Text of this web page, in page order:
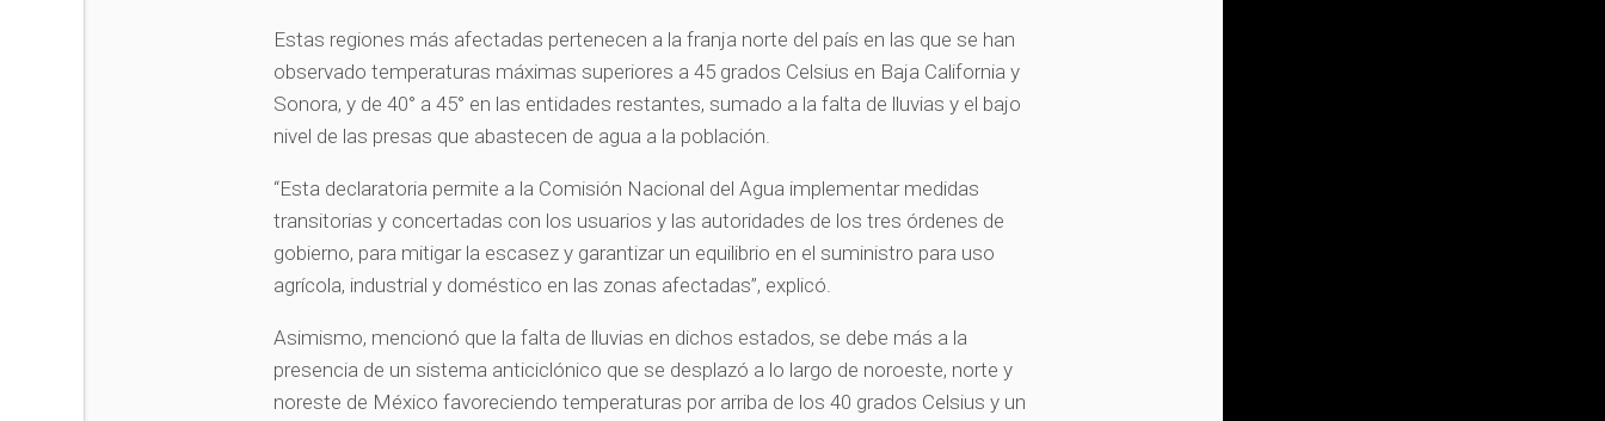
Estas regiones más afectadas pertenecen a la franja norte del país en las que se han
observado temperaturas máximas superiores a 45 grados Celsius en Baja California y
Sonora, y de 40° a 45° en las entidades restantes, sumado a la falta de lluvias y el bajo
nivel de las presas que abastecen de agua a la población.
“Esta declaratoria permite a la Comisión Nacional del Agua implementar medidas
transitorias y concertadas con los usuarios y las autoridades de los tres órdenes de
gobierno, para mitigar la escasez y garantizar un equilibrio en el suministro para uso
agrícola, industrial y doméstico en las zonas afectadas”, explicó.
Asimismo, mencionó que la falta de lluvias en dichos estados, se debe más a la
presencia de un sistema anticiclónico que se desplazó a lo largo de noroeste, norte y
noreste de México favoreciendo temperaturas por arriba de los 40 grados Celsius y un